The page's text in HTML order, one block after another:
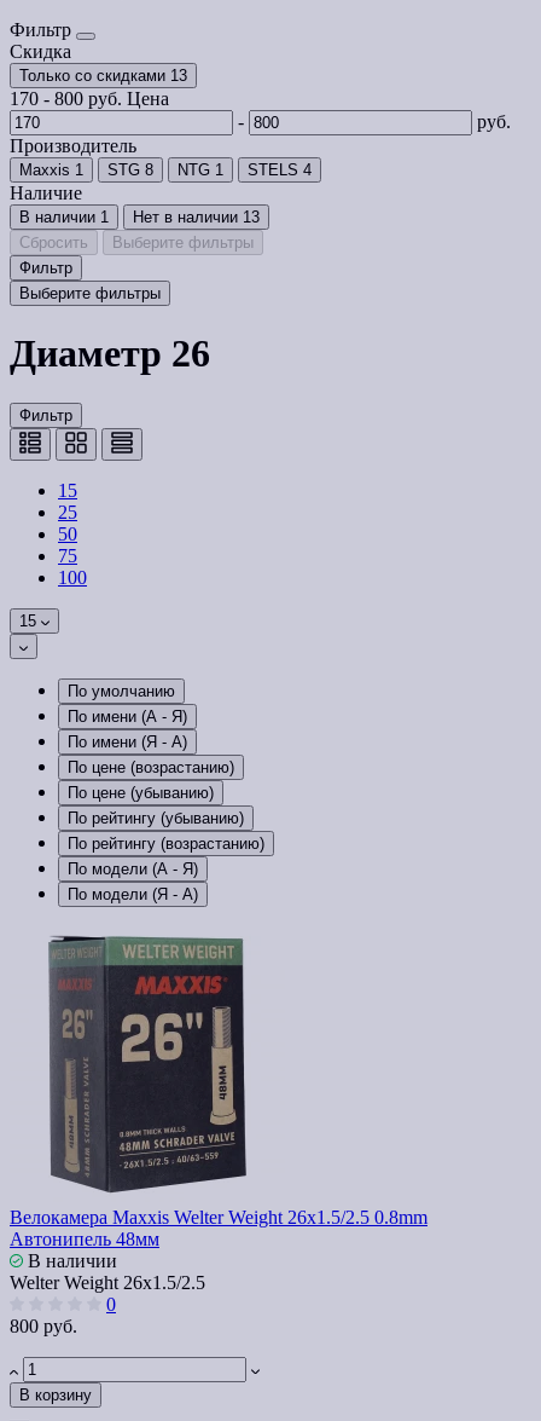
Фильтр
Скидка
Только со cкидками 13
170 - 800 руб. Цена
-
руб.
Производитель
Maxxis 1 STG 8 NTG 1 STELS 4
Наличие
В наличии 1 Нет в наличии 13
Сбросить
Выберите фильтры
Фильтр
Выберите фильтры
Диаметр 26
Фильтр
15
25
50
75
100
15
По умолчанию
По имени (A - Я)
По имени (Я - A)
По цене (возрастанию)
По цене (убыванию)
По рейтингу (убыванию)
По рейтингу (возрастанию)
По модели (A - Я)
По модели (Я - A)
Велокамера Maxxis Welter Weight 26x1.5/2.5 0.8mm
Автонипель 48мм
В наличии
Welter Weight 26x1.5/2.5
0
800 руб.
В корзину